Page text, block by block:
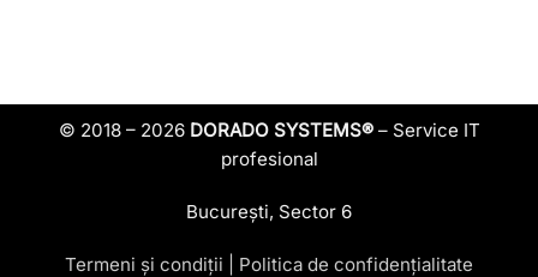
© 2018 – 2026 DORADO SYSTEMS®– Service IT
profesional
București, Sector 6
Termeni și condiții Politica de confidențialitate